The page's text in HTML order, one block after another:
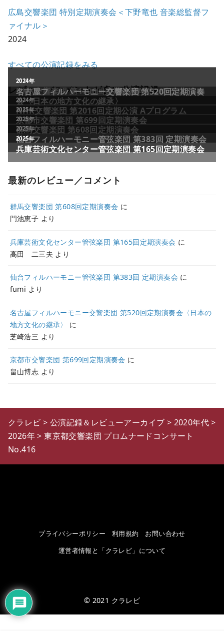
広島交響楽団 特別定期演奏会＜下野竜也 音楽総監督フ
ァイナル＞
2024
すべての公演記録をみる
レビュー／コメントが多い公演記録
最新のレビュー／コメント
群馬交響楽団 第608回定期演奏会 に
門池恵子 より
兵庫芸術文化センター管弦楽団 第165回定期演奏会 に
高田 二三夫 より
仙台フィルハーモニー管弦楽団 第383回 定期演奏会 に
fumi より
名古屋フィルハーモニー交響楽団 第520回定期演奏会〈日本の
地方文化の継承〉
に
芝崎浩三 より
京都市交響楽団 第699回定期演奏会 に
畠山博志 より
クラレビ > 公演記録＆レビューアーカイブ > 2020年代>
2026年>東京都交響楽団 プロムナードコンサート
No.416
プライバシーポリシー 利用規約
お問い合わせ
運営者情報と「クラレビ」について
© 2021 クラレビ